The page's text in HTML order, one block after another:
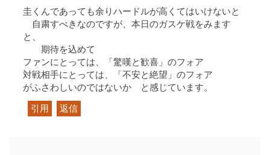
圭くんであっても余りハードルが高くてはいけないと
自粛すべきなのですが、本日のガスケ戦をみます
と、
期待を込めて
ファンにとっては、「驚嘆と歓喜」のフォア
対戦相手にとっては、「不安と絶望」のフォア
がふさわしいのではないか と感じています。
引用 返信